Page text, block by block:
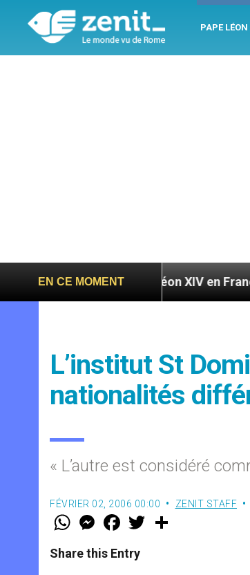
PAPE
EN CE MOMENT
Léon XIV en France : le
L’institut St
nationalités
« L’autre est considéré
FÉVRIER 02, 2006 00:00 ZENIT STAFF
W
t
s
M
e
s
e
F
a
e
b
w
Share this Entry